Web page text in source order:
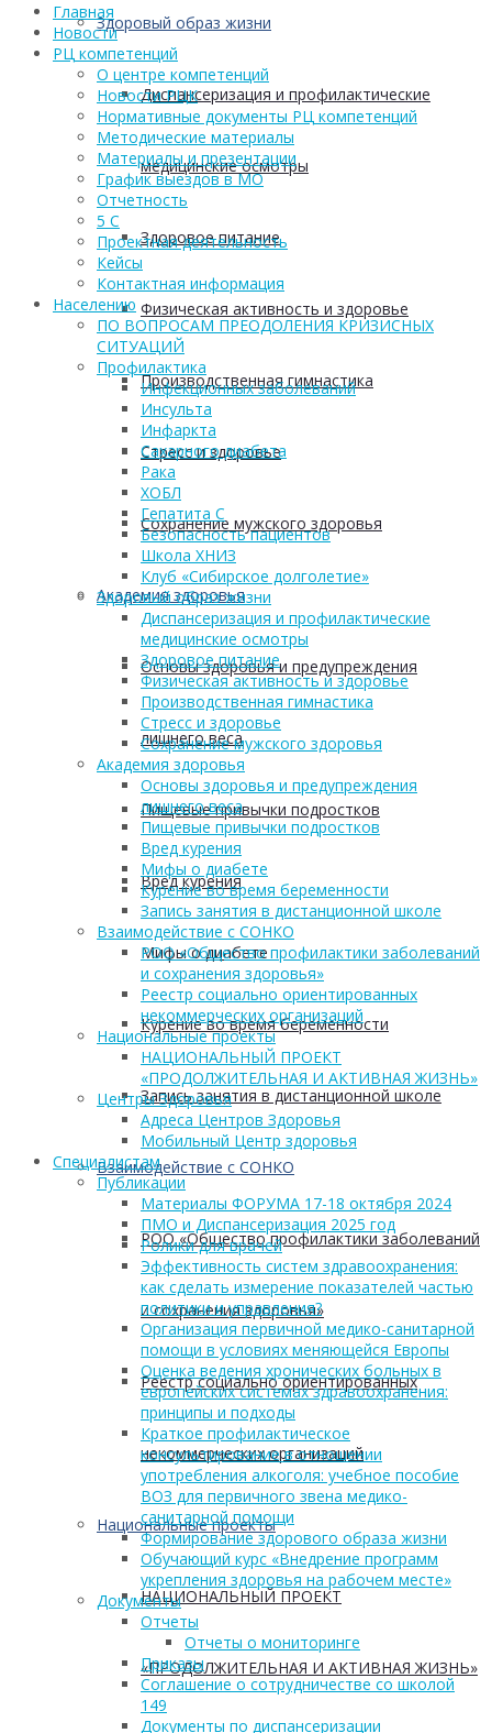
Здоровый образ жизни
Диспансеризация и профилактические
медицинские осмотры
Здоровое питание
Физическая активность и здоровье
Производственная гимнастика
Стресс и здоровье
Сохранение мужского здоровья
Академия здоровья
Основы здоровья и предупреждения
лишнего веса
Пищевые привычки подростков
Вред курения
Мифы о диабете
Курение во время беременности
Запись занятия в дистанционной школе
Взаимодействие с СОНКО
РОО «Общество профилактики заболеваний
и сохранения здоровья»
Реестр социально ориентированных
некоммерческих организаций
Национальные проекты
НАЦИОНАЛЬНЫЙ ПРОЕКТ
«ПРОДОЛЖИТЕЛЬНАЯ И АКТИВНАЯ ЖИЗНЬ»
Главная
Новости
РЦ компетенций
О центре компетенций
Новости РЦК
Нормативные документы РЦ компетенций
Методические материалы
Материалы и презентации
График выездов в МО
Отчетность
5 С
Проектная деятельность
Кейсы
Контактная информация
Населению
ПО ВОПРОСАМ ПРЕОДОЛЕНИЯ КРИЗИСНЫХ
СИТУАЦИЙ
Профилактика
Инфекционных заболеваний
Инсульта
Инфаркта
Сахарного диабета
Рака
ХОБЛ
Гепатита С
Безопасность пациентов
Школа ХНИЗ
Клуб «Сибирское долголетие»
Здоровый образ жизни
Диспансеризация и профилактические
медицинские осмотры
Здоровое питание
Физическая активность и здоровье
Производственная гимнастика
Стресс и здоровье
Сохранение мужского здоровья
Академия здоровья
Основы здоровья и предупреждения
лишнего веса
Пищевые привычки подростков
Вред курения
Мифы о диабете
Курение во время беременности
Запись занятия в дистанционной школе
Взаимодействие с СОНКО
РОО «Общество профилактики заболеваний
и сохранения здоровья»
Реестр социально ориентированных
некоммерческих организаций
Национальные проекты
НАЦИОНАЛЬНЫЙ ПРОЕКТ
«ПРОДОЛЖИТЕЛЬНАЯ И АКТИВНАЯ ЖИЗНЬ»
Центры Здоровья
Адреса Центров Здоровья
Мобильный Центр здоровья
Cпециалистам
Публикации
Материалы ФОРУМА 17-18 октября 2024
ПМО и Диспансеризация 2025 год
Ролики для врачей
Эффективность систем здравоохранения:
как сделать измерение показателей частью
политики и управления?
Организация первичной медико-санитарной
помощи в условиях меняющейся Европы
Оценка ведения хронических больных в
европейских системах здравоохранения:
принципы и подходы
Краткое профилактическое
консультирование в отношении
употребления алкоголя: учебное пособие
ВОЗ для первичного звена медико-
санитарной помощи
Формирование здорового образа жизни
Обучающий курс «Внедрение программ
укрепления здоровья на рабочем месте»
Документы
Отчеты
Отчеты о мониторинге
Приказы
Соглашение о сотрудничестве со школой
149
Документы по диспансеризации